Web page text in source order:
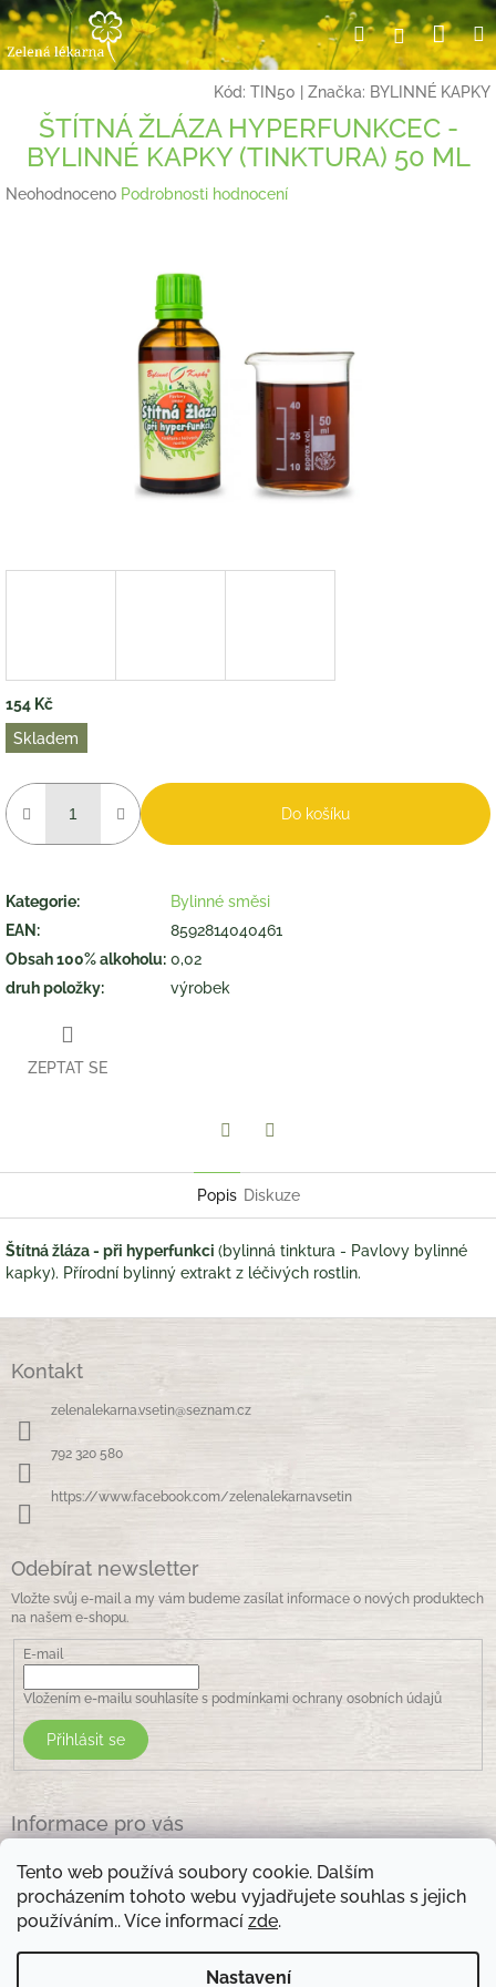
Tento web používá soubory cookie. Dalším
procházením tohoto webu vyjadřujete souhlas s jejich
používáním.. Více informací zde.
Nastavení
Přejít
na
obsah
HledatPřihlášení
Kód: TIN50 Značka: BYLINNÉ KAPKY
ŠTÍTNÁ ŽLÁZA HYPERFUNKCEC -
BYLINNÉ KAPKY (TINKTURA) 50 ML
Průměrné
Neohodnoceno Podrobnosti hodnocení
154 Kč
Měrná
cena:
Skladem
Do košíku
Kategorie:
Bylinné směsi
EAN :
8592814040461
Obsah 100% alkoholu: 0,02
druh položky: výrobek
ZEPTAT SE
Popis Diskuze
Štítná žláza - při hyperfunkci (bylinná tinktura - Pavlovy bylinné
kapky). Přírodní bylinný extrakt z léčivých rostlin.
Kontakt
zelenalekarna.vsetin@seznam.cz
792 320 580
https://www.facebook.com/zelenalekarnavsetin
Odebírat newsletter
Vložte svůj e-mail a my vám budeme zasílat informace o nových produktech
na našem e-shopu.
E-mail
Vložením e-mailu souhlasíte s podmínkami ochrany osobních údajů
Přihlásit se
Informace pro vás
Obchodní podmínky
Podmínky ochrany osobních údajů
Kontakty